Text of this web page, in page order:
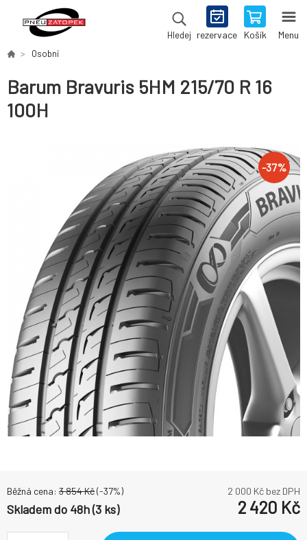
Hledej rezervace Košík Menu
Osobní
Barum Bravuris 5HM 215/70 R 16
100H
-37%
Běžná cena: 3 854Kč(-37%) 2 000 Kč bez DPH
Skladem do 48h (3 ks) 2 420 Kč